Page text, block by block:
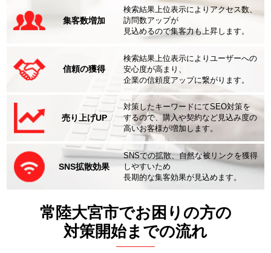
集客数増加
検索結果上位表示によりアクセス数、
訪問数アップが
見込めるので集客力も上昇します。
信頼の獲得
検索結果上位表示によりユーザーへの
安心度が高まり、
企業の信頼度アップに繋がります。
売り上げUP
対策したキーワードにてSEO対策を
するので、購入や契約など見込み度の
高いお客様が増加します。
SNS拡散効果
SNSでの拡散、自然な被リンクを獲得
しやすいため
長期的な集客効果が見込めます。
常陸大宮市でお困りの方の
対策開始までの流れ